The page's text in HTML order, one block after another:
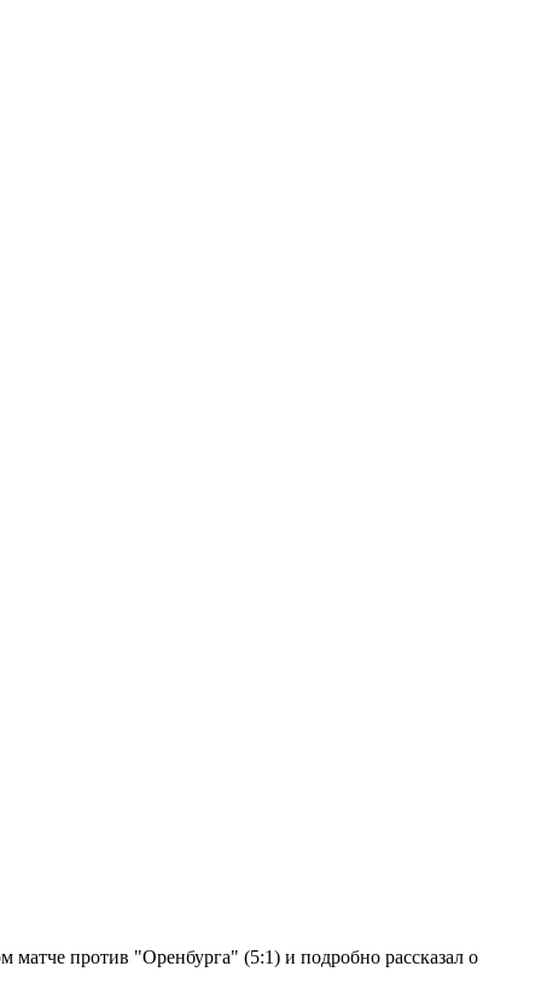
матче против "Оренбурга" (5:1) и подробно рассказал о